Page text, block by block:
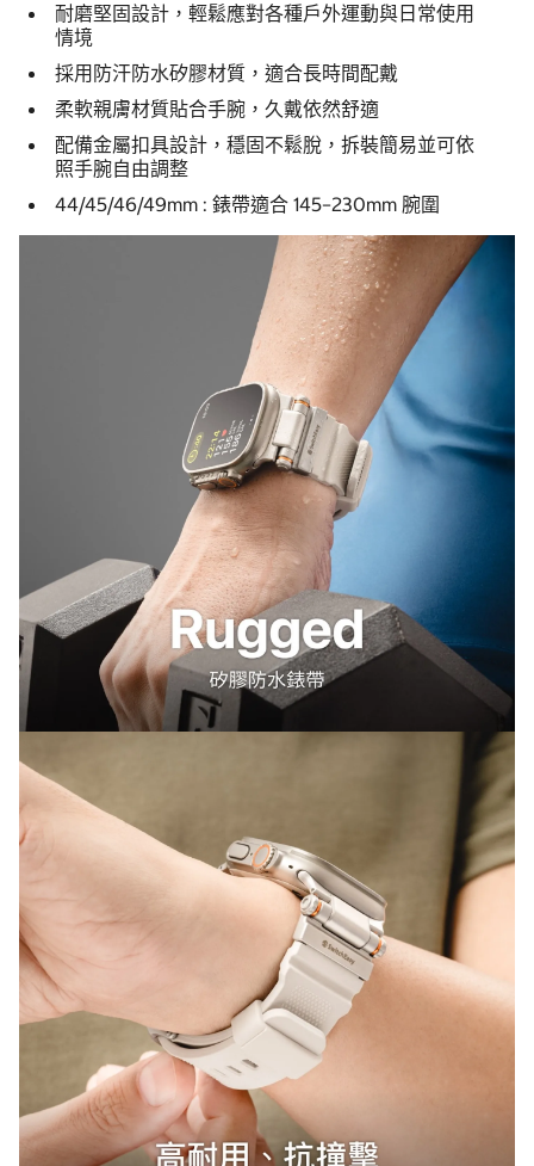
耐磨堅固設計，輕鬆應對各種戶外運動與日常使用
情境
採用防汗防水矽膠材質，適合長時間配戴
柔軟親膚材質貼合手腕，久戴依然舒適
配備金屬扣具設計，穩固不鬆脫，拆裝簡易並可依
照手腕自由調整
44/45/46/49mm : 錶帶適合 145–230mm 腕圍